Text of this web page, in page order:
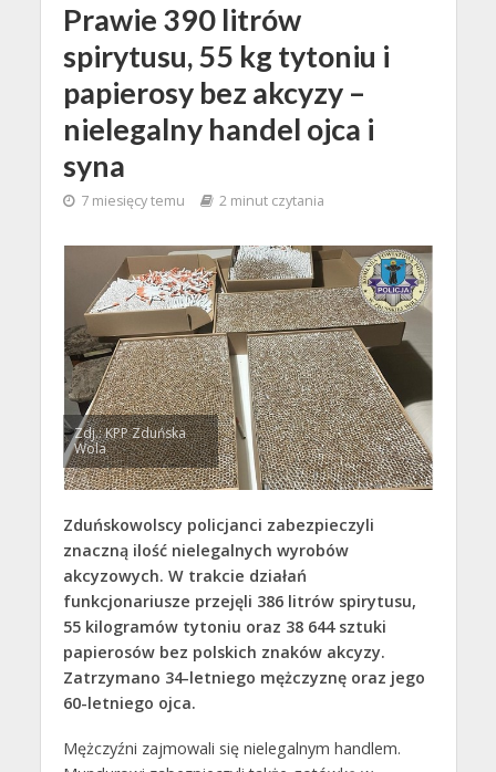
Prawie 390 litrów
spirytusu, 55 kg tytoniu i
papierosy bez akcyzy –
nielegalny handel ojca i
syna
7 miesięcy temu 2 minut czytania
Zdj.: KPP Zduńska
Wola
Zduńskowolscy policjanci zabezpieczyli
znaczną ilość nielegalnych wyrobów
akcyzowych. W trakcie działań
funkcjonariusze przejęli 386 litrów spirytusu,
55 kilogramów tytoniu oraz 38 644 sztuki
papierosów bez polskich znaków akcyzy.
Zatrzymano 34-letniego mężczyznę oraz jego
60-letniego ojca.
Mężczyźni zajmowali się nielegalnym handlem.